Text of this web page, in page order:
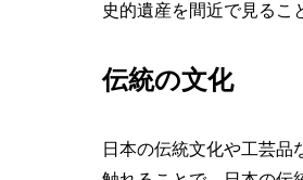
史的遺産を間近で見るこ
伝統の文化
日本の伝統文化や工芸品